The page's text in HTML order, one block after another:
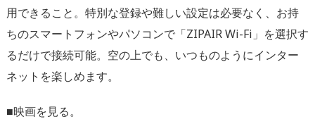
用できること。特別な登録や難しい設定は必要なく、お持
ちのスマートフォンやパソコンで「ZIPAIR Wi-Fi」を選択す
るだけで接続可能。空の上でも、いつものようにインター
ネットを楽しめます。
■映画を見る。